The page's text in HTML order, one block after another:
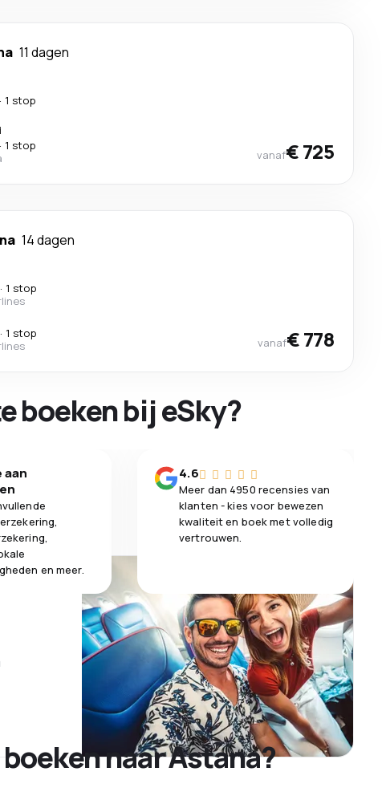
11 dagen
· 1 stop
· 1 stop
vanaf€ 725
14 dagen
· 1 stop
· 1 stop
vanaf€ 778
boeken bij eSky?
aan
en meer.
4.6
Meer dan 4950 recensies van
klanten - kies voor bewezen
kwaliteit en boek met volledig
vertrouwen.
naar Astana?